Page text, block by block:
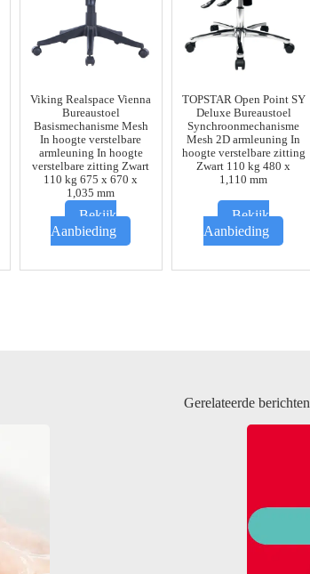
Viking Realspace Vienna
Bureaustoel
Basismechanisme Mesh
In hoogte verstelbare
armleuning In hoogte
verstelbare zitting Zwart
110 kg 675 x 670 x
1,035 mm
Bekijk
Aanbieding
TOPSTAR Open Point SY
Deluxe Bureaustoel
Synchroonmechanisme
Mesh 2D armleuning In
hoogte verstelbare zitting
Zwart 110 kg 480 x
1,110 mm
Bekijk
Aanbieding
Gerelateerde berichten